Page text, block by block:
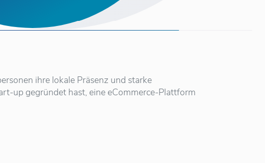
ihre lokale Präsenz und starke
up gegründet hast, eine eCommerce-Plattform